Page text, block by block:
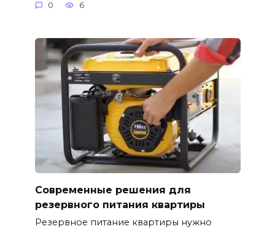
0 6
Современные решения для
резервного питания квартиры
Резервное питание квартиры нужно